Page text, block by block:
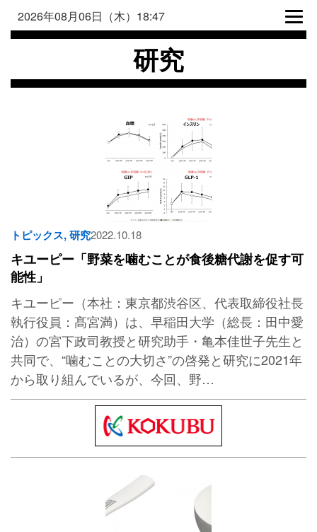
2026年08月06日（木）18:47
研究
トピックス,研究2022.10.18
キユーピー「野菜を噛むことが食後糖代謝を促す可
能性」
キユーピー（本社：東京都渋谷区、代表取締役社長
執行役員：髙宮満）は、早稲田大学（総長：田中愛
治）の宮下政司教授と研究助手・亀本佳世子先生と
共同で、“噛むことの大切さ”の啓発と研究に2021年
から取り組んでいるが、今回、野…